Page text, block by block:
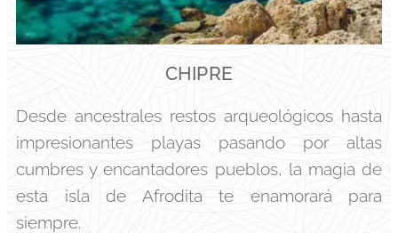
CHIPRE
Desde ancestrales restos arqueológicos hasta
impresionantes playas pasando por altas
cumbres y encantadores pueblos, la magia de
esta isla de Afrodita te enamorará para
siempre.